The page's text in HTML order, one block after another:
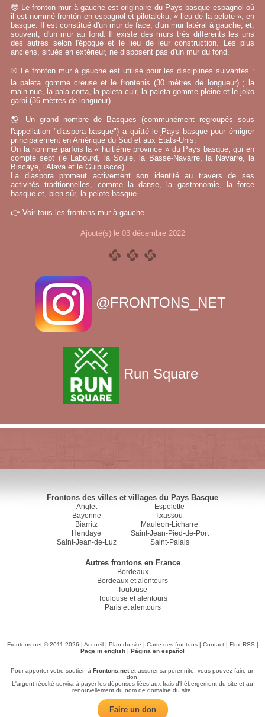
🤓 Le fronton mur à gauche est originaire du Pays basque espagnol où
il est nommé frontón en espagnol et pilotaleku, « lieu de la pelote », en
basque. Il est constitué d'un mur de face, d'un mur latéral à gauche, et,
souvent, d'un mur au fond. Il existe des murs très différents les uns
des autres selon l'époque et le lieu de leur construction. Les plus
anciens, situés en extérieur, ne disposent pas d'un mur du fond.
⚾ Le fronton mur à gauche est utilisé pour les disciplines suivantes :
la paleta gomme creuse et le frontenis (30 mètres de longueur) ; la
main nue, la pala corta, la paleta cuir, la paleta gomme pleine et le joko
garbi (36 mètres de longueur).
🌎 Un grand nombre de Basques (communément regroupés sous
l'appellation "diaspora basque") a quitté le Pays basque pour émigrer
principalement en Amérique du Sud et aux États-Unis.
On la nomme parfois la « huitième province » du Pays basque, qui en
compte sept (le Labourd, la Soule, la Basse-Navarre, la Navarre, la
Biscaye, l'Alava et le Guipuscoa).
La diaspora promeut activement son identité au travers de ses
activités tradtionnelles, comme la danse, la gastronomie, la force
basque et, bien sûr, la pelote basque.
👉 Voir tous les frontons mur à gauche
Ajouté(s) le 03 décembre 2022
@FRONTONS_NET
Run Square
Frontons des villes et villages du Pays Basque
Anglet
Bayonne
Biarritz
Hendaye
Saint-Jean-de-Luz
Espelette
Itxassou
Mauléon-Licharre
Saint-Jean-Pied-de-Port
Saint-Palais
Autres frontons en France
Bordeaux
Bordeaux et alentours
Toulouse
Toulouse et alentours
Paris et alentours
Frontons.net © 2011-2026 | Accueil| Plan du site | Carte des frontons| Contact| Flux RSS |
Page in english | Página en español
Pour apporter votre soutien à Frontons.netet assurer sa pérennité, vous pouvez faire un
don.
L'argent récolté servira à payer les dépenses liées aux frais d'hébergement du site et au
renouvellement du nom de domaine du site.
Faire un don